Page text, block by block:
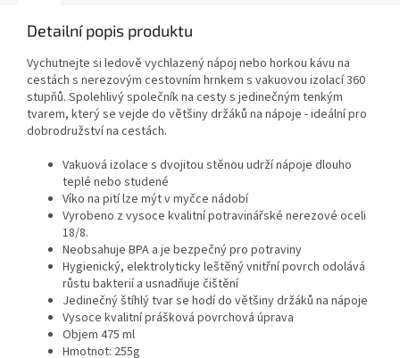
Detailní popis produktu
Vychutnejte si ledově vychlazený nápoj nebo horkou kávu na
cestách s nerezovým cestovním hrnkem s vakuovou izolací 360
stupňů. Spolehlivý společník na cesty s jedinečným tenkým
tvarem, který se vejde do většiny držáků na nápoje - ideální pro
dobrodružství na cestách.
Vakuová izolace s dvojitou stěnou udrží nápoje dlouho
teplé nebo studené
Víko na pití lze mýt v myčce nádobí
Vyrobeno z vysoce kvalitní potravinářské nerezové oceli
18/8.
Neobsahuje BPA a je bezpečný pro potraviny
Hygienický, elektrolyticky leštěný vnitřní povrch odolává
růstu bakterií a usnadňuje čištění
Jedinečný štíhlý tvar se hodí do většiny držáků na nápoje
Vysoce kvalitní prášková povrchová úprava
Objem 475 ml
Hmotnot: 255g